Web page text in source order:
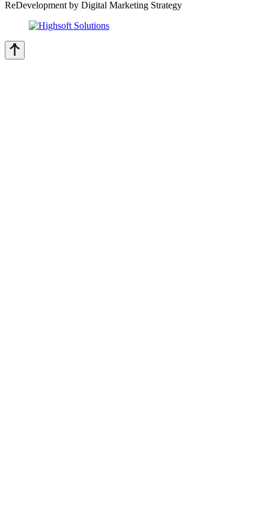
ReDevelopment by Digital Marketing Strategy